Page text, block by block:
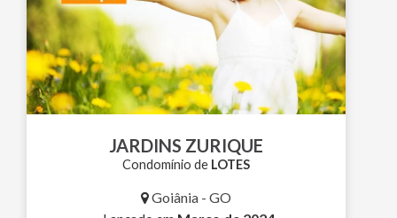
JARDINS ZURIQUE
Condomínio de LOTES
Goiânia - GO